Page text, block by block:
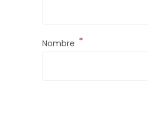
Nombre *